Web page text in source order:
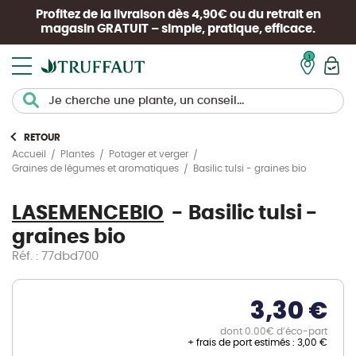
Profitez de la livraison dès 4,90€ ou du retrait en
magasin GRATUIT – simple, pratique, efficace.
RETOUR
Accueil
Plantes
Potager et verger
Graines de légumes et aromatiques
Basilic tulsi - graines bio
LASEMENCEBIO
Basilic tulsi -
graines bio
Réf. : 77dbd700
3,30 €
dont 0.00€ d’éco-part
+ frais de port estimés : 3,00 €